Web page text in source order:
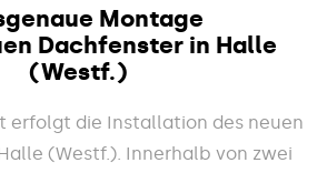
Montage
Dachfenster in Halle
(Westf.)
erfolgt die Installation des neuen
(Westf.). Innerhalb von zwei